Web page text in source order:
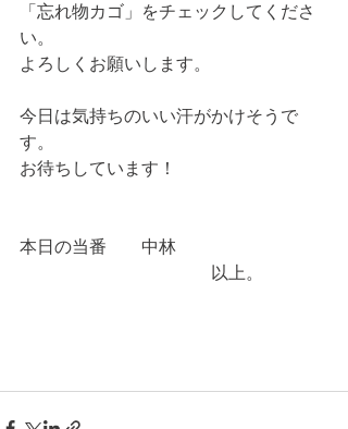
「忘れ物カゴ」をチェックしてくださ
い。
よろしくお願いします。
今日は気持ちのいい汗がかけそうで
す。
お待ちしています！
本日の当番　　中林
以上。